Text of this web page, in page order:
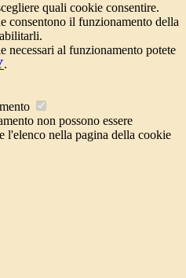
quali cookie consentire.
consentono il funzionamento della
necessari al funzionamento potete
.
non possono essere
l'elenco nella pagina della cookie